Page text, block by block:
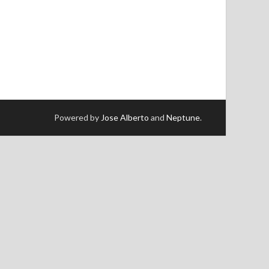
Powered by Jose Alberto and Neptune.